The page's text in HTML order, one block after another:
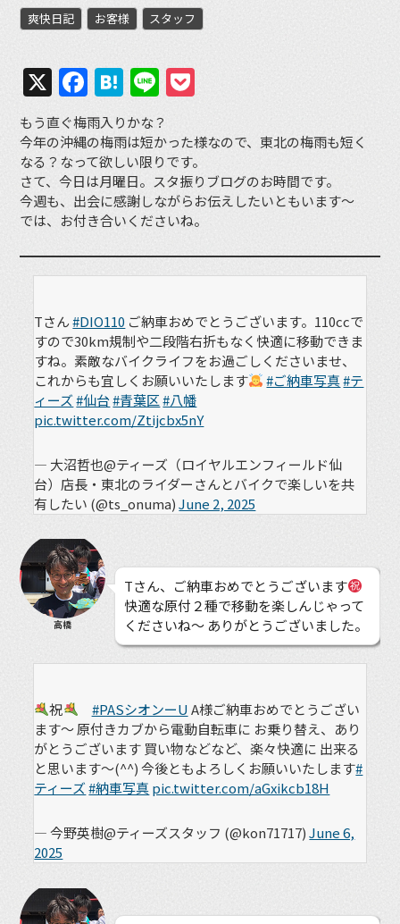
爽快日記 お客様 スタッフ
X Facebook
Hatena
Line
もう直ぐ梅雨入りかな？
今年の沖縄の梅雨は短かった様なので、東北の梅雨も短く
なる？なって欲しい限りです。
さて、今日は月曜日。スタ振りブログのお時間です。
今週も、出会に感謝しながらお伝えしたいともいます〜
では、お付き合いくださいね。
Tさん#DIO110 ご納車おめでとうございます。110ccで
すので30km規制や二段階右折もなく快適に移動できま
すね。素敵なバイクライフをお過ごしくださいませ、
これからも宜しくお願いいたします
#ご納車写真#テ
ィーズ#仙台#青葉区 #八幡
pic.twitter.com/Ztijcbx5nY
— 大沼哲也@ティーズ（ロイヤルエンフィールド仙
台）店長・東北のライダーさんとバイクで楽しいを共
有したい (@ts_onuma)June 2, 2025
高橋
Tさん、ご納車おめでとうございます
快適な原付２種で移動を楽しんじゃって
くださいね〜 ありがとうございました。
祝 #PASシオンーUA様ご納車おめでとうござい
ます〜 原付きカブから電動自転車に お乗り替え、あり
がとうございます 買い物などなど、楽々快適に 出来る
と思います〜(^^) 今後ともよろしくお願いいたします#
ティーズ#納車写真pic.twitter.com/aGxikcb18H
— 今野英樹@ティーズスタッフ (@kon71717)June 6,
2025